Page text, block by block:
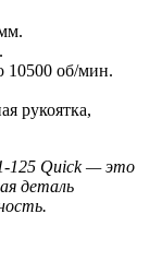
10500 об/мин.
рукоятка,
125 Quick — это
деталь